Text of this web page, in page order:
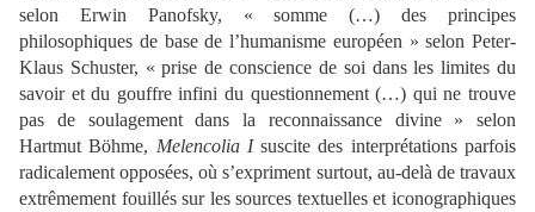
selon Erwin Panofsky, « somme (…) des principes
philosophiques de base de l’humanisme européen » selon Peter-
Klaus Schuster, « prise de conscience de soi dans les limites du
savoir et du gouffre infini du questionnement (…) qui ne trouve
pas de soulagement dans la reconnaissance divine » selon
Hartmut Böhme, Melencolia Isuscite des interprétations parfois
radicalement opposées, où s’expriment surtout, au-delà de travaux
extrêmement fouillés sur les sources textuelles et iconographiques